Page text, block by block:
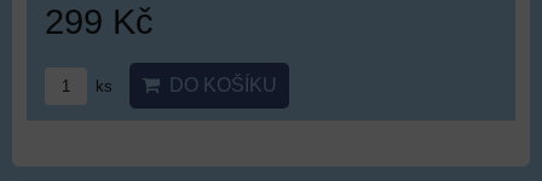
299 Kč
ks DO KOŠÍKU